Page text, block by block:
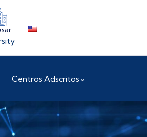
Centros Adscritos